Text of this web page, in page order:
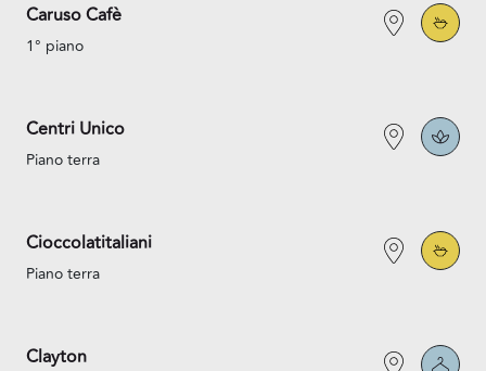
Caruso Cafè
1° piano
Centri Unico
Piano terra
Cioccolatitaliani
Piano terra
Clayton